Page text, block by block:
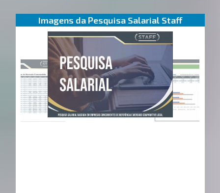
Imagens da Pesquisa Salarial Staff